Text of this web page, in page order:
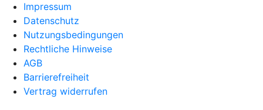
Impressum
Datenschutz
Nutzungsbedingungen
Rechtliche Hinweise
AGB
Barrierefreiheit
Vertrag widerrufen